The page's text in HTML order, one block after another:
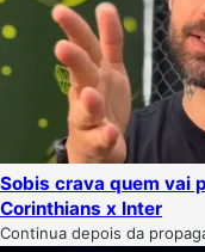
Sobis crava quem vai
Corinthians x Inter
Continua depois da